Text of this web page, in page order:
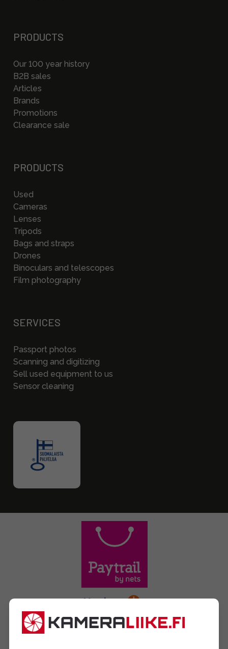
PRODUCTS
Our 100 year history
B2B sales
Articles
Brands
Promotions
Clearance sale
PRODUCTS
Used
Cameras
Lenses
Tripods
Bags and straps
Drones
Binoculars and telescopes
Film photography
SERVICES
Passport photos
Scanning and digitizing
Sell used equipment to us
Sensor cleaning